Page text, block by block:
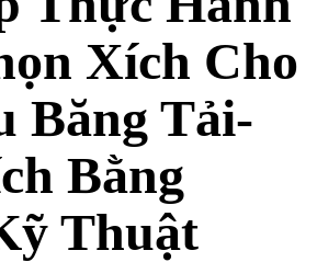
Xích Cho
Băng Tải-
Bằng
Thuật